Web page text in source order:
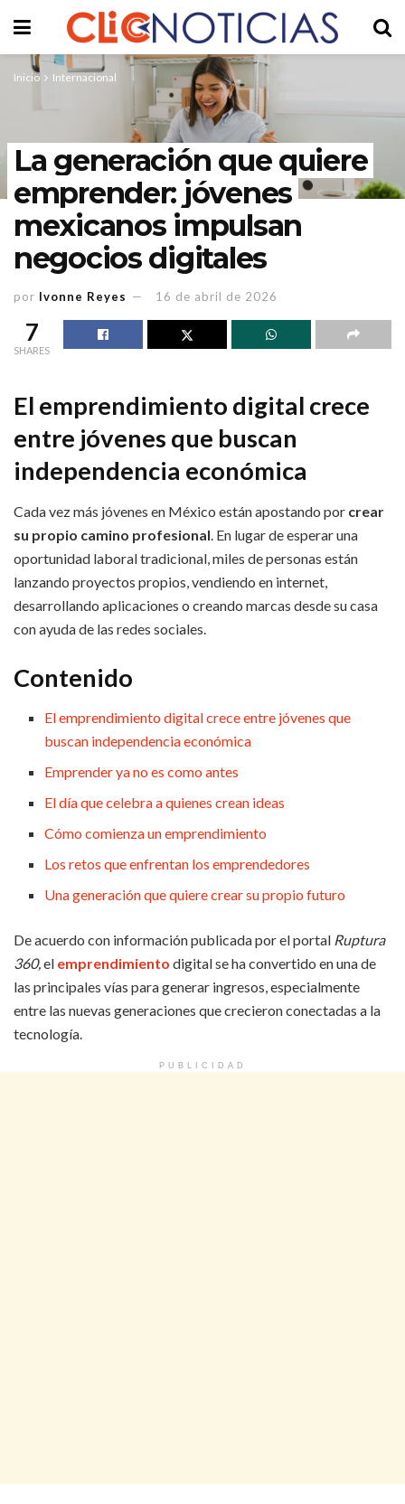
Inicio Internacional
La generación que quiere
emprender: jóvenes
mexicanos impulsan
negocios digitales
por Ivonne Reyes 16 de abril de 2026
7
SHARES
El emprendimiento digital crece
entre jóvenes que buscan
independencia económica
Cada vez más jóvenes en México están apostando por crear
su propio camino profesional. En lugar de esperar una
oportunidad laboral tradicional, miles de personas están
lanzando proyectos propios, vendiendo en internet,
desarrollando aplicaciones o creando marcas desde su casa
con ayuda de las redes sociales.
Contenido
El emprendimiento digital crece entre jóvenes que
buscan independencia económica
Emprender ya no es como antes
El día que celebra a quienes crean ideas
Cómo comienza un emprendimiento
Los retos que enfrentan los emprendedores
Una generación que quiere crear su propio futuro
De acuerdo con información publicada por el portal Ruptura
360,el emprendimiento digital se ha convertido en una de
las principales vías para generar ingresos, especialmente
entre las nuevas generaciones que crecieron conectadas a la
tecnología.
PUBLICIDAD